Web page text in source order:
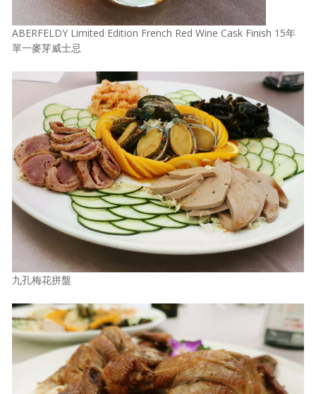
ABERFELDY Limited Edition French Red Wine Cask Finish 15年
單一麥芽威士忌
九孔梅花拼盤